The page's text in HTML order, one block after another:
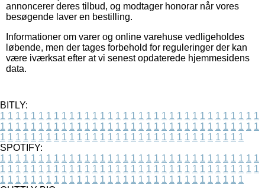
annoncerer deres tilbud, og modtager honorar når vores
besøgende laver en bestilling.
Informationer om varer og online varehuse vedligeholdes
løbende, men der tages forbehold for reguleringer der kan
være iværksat efter at vi senest opdaterede hjemmesidens
data.
BITLY:
1 1 1 1 1 1 1 1 1 1 1 1 1 1 1 1 1 1 1 1 1 1 1 1 1 1 1 1 1 1 1 1 1 1
1 1 1 1 1 1 1 1 1 1 1 1 1 1 1 1 1 1 1 1 1 1 1 1 1 1 1 1 1 1 1 1 1 1
1 1 1 1 1 1 1 1 1 1 1 1 1 1 1 1 1 1 1 1 1 1 1 1 1 1 1 1 1 1 1 1
SPOTIFY:
1 1 1 1 1 1 1 1 1 1 1 1 1 1 1 1 1 1 1 1 1 1 1 1 1 1 1 1 1 1 1 1 1 1
1 1 1 1 1 1 1 1 1 1 1 1 1 1 1 1 1 1 1 1 1 1 1 1 1 1 1 1 1 1 1 1 1 1
1 1 1 1 1 1 1 1 1 1 1 1 1 1 1 1 1 1 1 1 1 1 1 1 1 1 1 1 1 1 1 1